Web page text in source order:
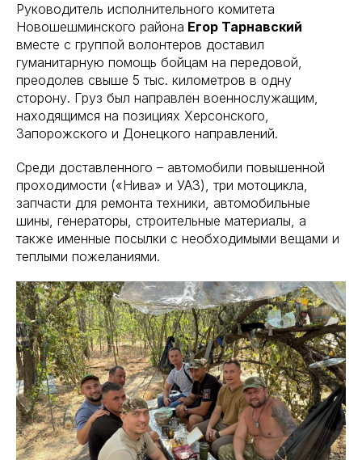
Руководитель исполнительного комитета
Новошешминского района Егор Тарнавский
вместе с группой волонтеров доставил
гуманитарную помощь бойцам на передовой,
преодолев свыше 5 тыс. километров в одну
сторону. Груз был направлен военнослужащим,
находящимся на позициях Херсонского,
Запорожского и Донецкого направлений.
Среди доставленного – автомобили повышенной
проходимости («Нива» и УАЗ), три мотоцикла,
запчасти для ремонта техники, автомобильные
шины, генераторы, строительные материалы, а
также именные посылки с необходимыми вещами и
теплыми пожеланиями.